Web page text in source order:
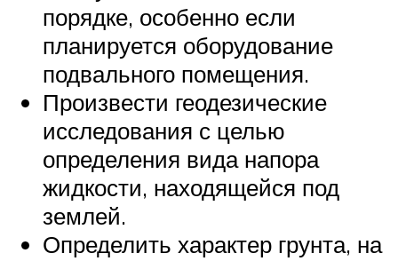
порядке, особенно если
планируется оборудование
подвального помещения.
Произвести геодезические
исследования с целью
определения вида напора
жидкости, находящейся под
землей.
Определить характер грунта, на